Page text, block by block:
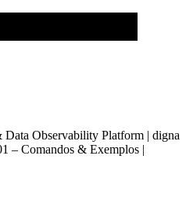
Observability Platform | digna
– Comandos & Exemplos |